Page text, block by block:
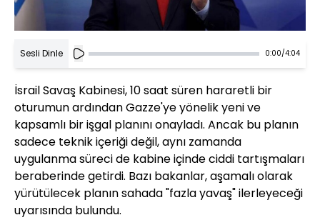
Sesli Dinle 0:00/4:04
İsrail Savaş Kabinesi, 10 saat süren hararetli bir
oturumun ardından Gazze'ye yönelik yeni ve
kapsamlı bir işgal planını onayladı. Ancak bu planın
sadece teknik içeriği değil, aynı zamanda
uygulanma süreci de kabine içinde ciddi tartışmaları
beraberinde getirdi. Bazı bakanlar, aşamalı olarak
yürütülecek planın sahada "fazla yavaş" ilerleyeceği
uyarısında bulundu.